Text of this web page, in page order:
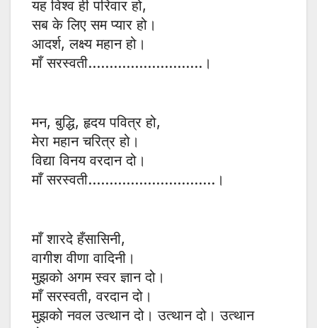
यह विश्व ही परिवार हो,
सब के लिए सम प्यार हो।
आदर्श, लक्ष्य महान हो।
माँ सरस्वती………………………।
मन, बुद्धि, हृदय पवित्र हो,
मेरा महान चरित्र हो।
विद्या विनय वरदान दो।
माँ सरस्वती…………………………।
माँ शारदे हँसासिनी,
वागीश वीणा वादिनी।
मुझको अगम स्वर ज्ञान दो।
माँ सरस्वती, वरदान दो।
मुझको नवल उत्थान दो। उत्थान दो। उत्थान